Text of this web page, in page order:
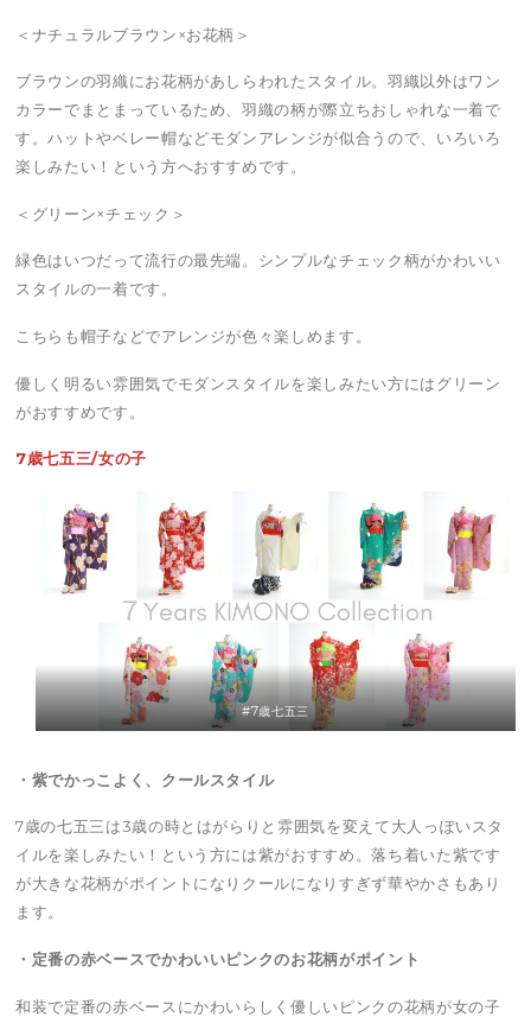
＜ナチュラルブラウン×お花柄＞
ブラウンの羽織にお花柄があしらわれたスタイル。羽織以外はワン
カラーでまとまっているため、羽織の柄が際立ちおしゃれな一着で
す。ハットやベレー帽などモダンアレンジが似合うので、いろいろ
楽しみたい！という方へおすすめです。
＜グリーン×チェック＞
緑色はいつだって流行の最先端。シンプルなチェック柄がかわいい
スタイルの一着です。
こちらも帽子などでアレンジが色々楽しめます。
優しく明るい雰囲気でモダンスタイルを楽しみたい方にはグリーン
がおすすめです。
7歳七五三/女の子
#7歳七五三
・紫でかっこよく、クールスタイル
7歳の七五三は3歳の時とはがらりと雰囲気を変えて大人っぽいスタ
イルを楽しみたい！という方には紫がおすすめ。落ち着いた紫です
が大きな花柄がポイントになりクールになりすぎず華やかさもあり
ます。
・定番の赤ベースでかわいいピンクのお花柄がポイント
和装で定番の赤ベースにかわいらしく優しいピンクの花柄が女の子